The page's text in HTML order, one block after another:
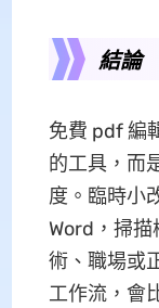
結論
免費 pdf 編
的工具，而
度。臨時小
Word，掃描
術、職場或
工作流，會